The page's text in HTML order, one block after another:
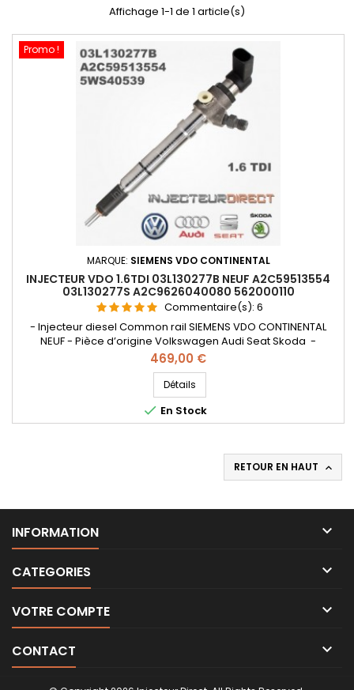
Affichage 1-1 de 1 article(s)
Promo !
MARQUE: SIEMENS VDO CONTINENTAL
INJECTEUR VDO 1.6TDI 03L130277B NEUF A2C59513554
03L130277S A2C9626040080 562000110
Commentaire(s): 6
- Injecteur diesel Common rail SIEMENS VDO CONTINENTAL
NEUF - Pièce d’origine Volkswagen Audi Seat Skoda -
Références compatibles: A2C59513554 , 5WS40539 ,
03L130277B , 03L130277S , A2C9626040080 , 562000110 - Pour
motorisation VW , Audi , SEAT , Skoda 1.6TDI Code moteur :
CAYB , CAYC , CAYA
Prix
469,00 €
Détails
 En Stock
RETOUR EN HAUT 
INFORMATION 
CATEGORIES 
VOTRE COMPTE 
CONTACT 